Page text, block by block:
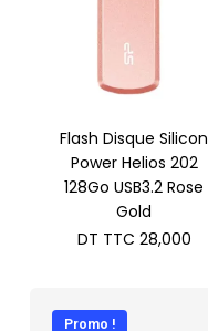
Flash Disque Silicon
Power Helios 202
128Go USB3.2 Rose
Gold
DT TTC 28,000
Promo !